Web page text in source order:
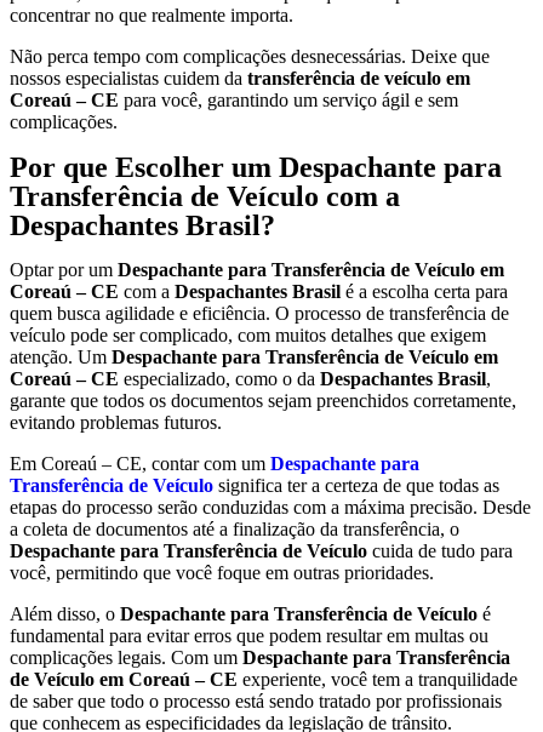
concentrar no que realmente importa.
Não perca tempo com complicações desnecessárias. Deixe que
nossos especialistas cuidem da transferência de veículo em
Coreaú – CE para você, garantindo um serviço ágil e sem
complicações.
Por que Escolher um Despachante para
Transferência de Veículo com a
Despachantes Brasil?
Optar por um Despachante para Transferência de Veículo em
Coreaú – CE com a Despachantes Brasil é a escolha certa para
quem busca agilidade e eficiência. O processo de transferência de
veículo pode ser complicado, com muitos detalhes que exigem
atenção. Um Despachante para Transferência de Veículo em
Coreaú – CE especializado, como o da Despachantes Brasil,
garante que todos os documentos sejam preenchidos corretamente,
evitando problemas futuros.
Em Coreaú – CE, contar com um Despachante para
Transferência de Veículo significa ter a certeza de que todas as
etapas do processo serão conduzidas com a máxima precisão. Desde
a coleta de documentos até a finalização da transferência, o
Despachante para Transferência de Veículo cuida de tudo para
você, permitindo que você foque em outras prioridades.
Além disso, o Despachante para Transferência de Veículo é
fundamental para evitar erros que podem resultar em multas ou
complicações legais. Com um Despachante para Transferência
de Veículo em Coreaú – CE experiente, você tem a tranquilidade
de saber que todo o processo está sendo tratado por profissionais
que conhecem as especificidades da legislação de trânsito.